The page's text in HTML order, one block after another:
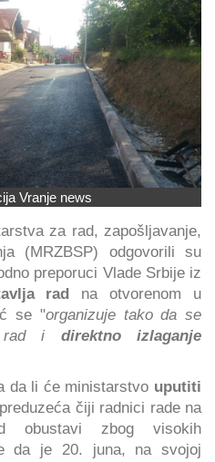
Vranje news
za rad, zapošljavanje,
(MRZBSP) odgovorili su
preporuci Vlade Srbije iz
rad na otvorenom u
se "organizuje tako da se
i direktno izlaganje
da li će ministarstvo uputiti
čiji radnici rade na
obustavi zbog visokih
da je 20. juna, na svojoj